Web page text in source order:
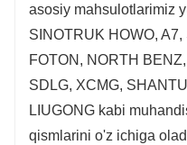
asosiy mahsulotlarimiz
SINOTRUK HOWO,
FOTON, NORTH
SDLG, XCMG,
LIUGONG kabi
qismlarini o'z ichiga